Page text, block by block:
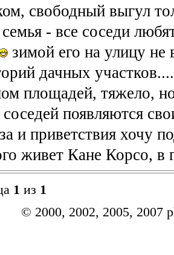
свободный выгул
семья - все соседи
зимой его на улицу не
дачных
площадей, тяжело,
появляются
и приветствия хочу
живет Кане Корсо,
1 из 1
© 2000, 2002, 2005, 2007